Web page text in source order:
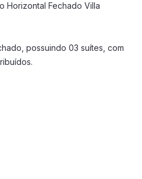
Horizontal Fechado Villa
possuindo 03 suítes, com